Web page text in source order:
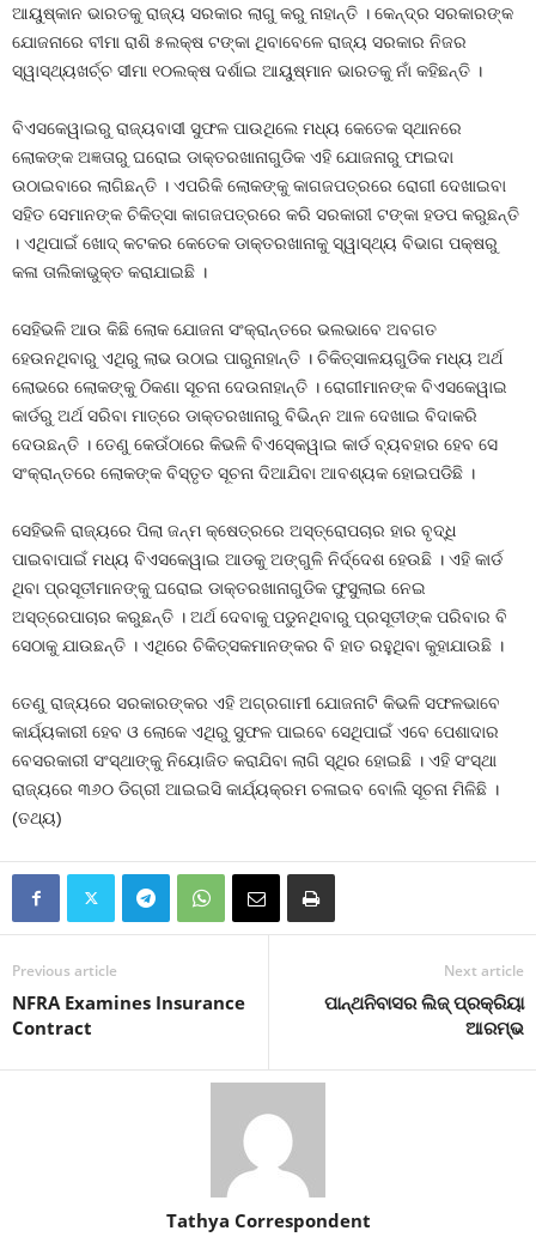
ଆୟୁଷ୍କାନ ଭାରତକୁ ରାଜ୍ୟ ସରକାର ଲାଗୁ କରୁ ନାହାନ୍ତି । କେନ୍ଦ୍ର ସରକାରଙ୍କ
ଯୋଜନାରେ ବୀମା ରାଶି ୫ଲକ୍ଷ ଟଙ୍କା ଥିବାବେଳେ ରାଜ୍ୟ ସରକାର ନିଜର
ସ୍ୱାସ୍ଥ୍ୟଖର୍ଚ୍ଚ ସୀମା ୧୦ଲକ୍ଷ ଦର୍ଶାଇ ଆୟୁଷ୍ମାନ ଭାରତକୁ ନାଁ କହିଛନ୍ତି ।
ବିଏସକେୱାଇରୁ ରାଜ୍ୟବାସୀ ସୁଫଳ ପାଉଥିଲେ ମଧ୍ୟ କେତେକ ସ୍ଥାନରେ
ଲୋକଙ୍କ ଅଜ୍ଞତାରୁ ଘରୋଇ ଡାକ୍ତରଖାନାଗୁଡିକ ଏହି ଯୋଜନାରୁ ଫାଇଦା
ଉଠାଇବାରେ ଲାଗିଛନ୍ତି । ଏପରିକି ଲୋକଙ୍କୁ କାଗଜପତ୍ରରେ ରୋଗୀ ଦେଖାଇବା
ସହିତ ସେମାନଙ୍କ ଚିକିତ୍ସା କାଗଜପତ୍ରରେ କରି ସରକାରୀ ଟଙ୍କା ହଡପ କରୁଛନ୍ତି
। ଏଥିପାଇଁ ଖୋଦ୍‍ କଟକର କେତେକ ଡାକ୍ତରଖାନାକୁ ସ୍ୱାସ୍ଥ୍ୟ ବିଭାଗ ପକ୍ଷରୁ
କଳା ତାଲିକାଭୁକ୍ତ କରାଯାଇଛି ।
ସେହିଭଳି ଆଉ କିଛି ଲୋକ ଯୋଜନା ସଂକ୍ରାନ୍ତରେ ଭଲଭାବେ ଅବଗତ
ହେଉନଥିବାରୁ ଏଥିରୁ ଲାଭ ଉଠାଇ ପାରୁନାହାନ୍ତି । ଚିକିତ୍ସାଳୟଗୁଡିକ ମଧ୍ୟ ଅର୍ଥ
ଲୋଭରେ ଲୋକଙ୍କୁ ଠିକଣା ସୂଚନା ଦେଉନାହାନ୍ତି । ରୋଗୀମାନଙ୍କ ବିଏସକେୱାଇ
କାର୍ଡରୁ ଅର୍ଥ ସରିବା ମାତ୍ରେ ଡାକ୍ତରଖାନାରୁ ବିଭିନ୍ନ ଆଳ ଦେଖାଇ ବିଦାକରି
ଦେଉଛନ୍ତି । ତେଣୁ କେଉଁଠାରେ କିଭଳି ବିଏସ୍‍କେୱାଇ କାର୍ଡ ବ୍ୟବହାର ହେବ ସେ
ସଂକ୍ରାନ୍ତରେ ଲୋକଙ୍କ ବିସ୍ତୃତ ସୂଚନା ଦିଆଯିବା ଆବଶ୍ୟକ ହୋଇପଡିଛି ।
ସେହିଭଳି ରାଜ୍ୟରେ ପିଲା ଜନ୍ମ କ୍ଷେତ୍ରରେ ଅସ୍ତ୍ରୋପଚାର ହାର ବୃଦ୍ଧି
ପାଇବାପାଇଁ ମଧ୍ୟ ବିଏସକେୱାଇ ଆଡକୁ ଅଙ୍ଗୁଳି ନିର୍ଦ୍ଦେଶ ହେଉଛି । ଏହି କାର୍ଡ
ଥିବା ପ୍ରସୂତୀମାନଙ୍କୁ ଘରୋଇ ଡାକ୍ତରଖାନାଗୁଡିକ ଫୁସୁଲାଇ ନେଇ
ଅସ୍ତ୍ରେପାଚାର କରୁଛନ୍ତି । ଅର୍ଥ ଦେବାକୁ ପଡୁନଥିବାରୁ ପ୍ରସୂତୀଙ୍କ ପରିବାର ବି
ସେଠାକୁ ଯାଉଛନ୍ତି । ଏଥିରେ ଚିକିତ୍ସକମାନଙ୍କର ବି ହାତ ରହୁଥିବା କୁହାଯାଉଛି ।
ତେଣୁ ରାଜ୍ୟରେ ସରକାରଙ୍କର ଏହି ଅଗ୍ରଗାମୀ ଯୋଜନାଟି କିଭଳି ସଫଳଭାବେ
କାର୍ଯ୍ୟକାରୀ ହେବ ଓ ଲୋକେ ଏଥିରୁ ସୁଫଳ ପାଇବେ ସେଥିପାଇଁ ଏବେ ପେଶାଦାର
ବେସରକାରୀ ସଂସ୍ଥାଙ୍କୁ ନିୟୋଜିତ କରାଯିବା ଲାଗି ସ୍ଥିର ହୋଇଛି । ଏହି ସଂସ୍ଥା
ରାଜ୍ୟରେ ୩୬୦ ଡିଗ୍ରୀ ଆଇଇସି କାର୍ଯ୍ୟକ୍ରମ ଚଳାଇବ ବୋଲି ସୂଚନା ମିଳିଛି ।
(ତଥ୍ୟ)
Previous article
NFRA Examines Insurance
Contract
Next article
ପାନ୍ଥନିବାସର ଲିଜ୍‍ ପ୍ରକ୍ରିୟା
ଆରମ୍ଭ
Tathya Correspondent